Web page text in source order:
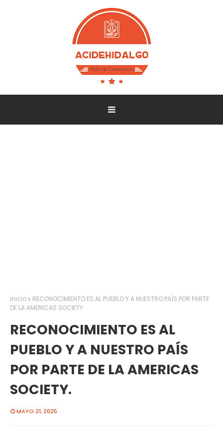
Inicio
RECONOCIMIENTO ES AL PUEBLO Y A NUESTRO PAÍS POR PARTE
DE LA AMERICAS SOCIETY.
RECONOCIMIENTO ES AL
PUEBLO Y A NUESTRO PAÍS
POR PARTE DE LA AMERICAS
SOCIETY.
MAYO 21, 2025